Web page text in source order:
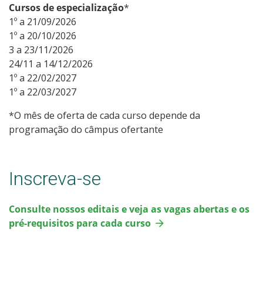
Cursos de especialização*
1º a 21/09/2026
1º a 20/10/2026
3 a 23/11/2026
24/11 a 14/12/2026
1º a 22/02/2027
1º a 22/03/2027
*O mês de oferta de cada curso depende da
programação do câmpus ofertante
Inscreva-se
Consulte nossos editais e veja as vagas abertas e os
pré-requisitos para cada curso